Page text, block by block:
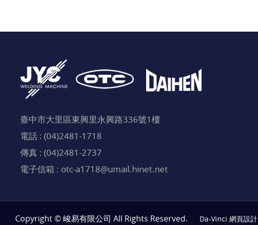
臺中市大里區東興里永興路336號1樓
電話 : (04)2481-1718
傳真 : (04)2481-2737
電子信箱 : otc-a1718@umail.hinet.net
Copyright © 峻易有限公司 All Rights Reserved. Da-Vinci 網頁設計